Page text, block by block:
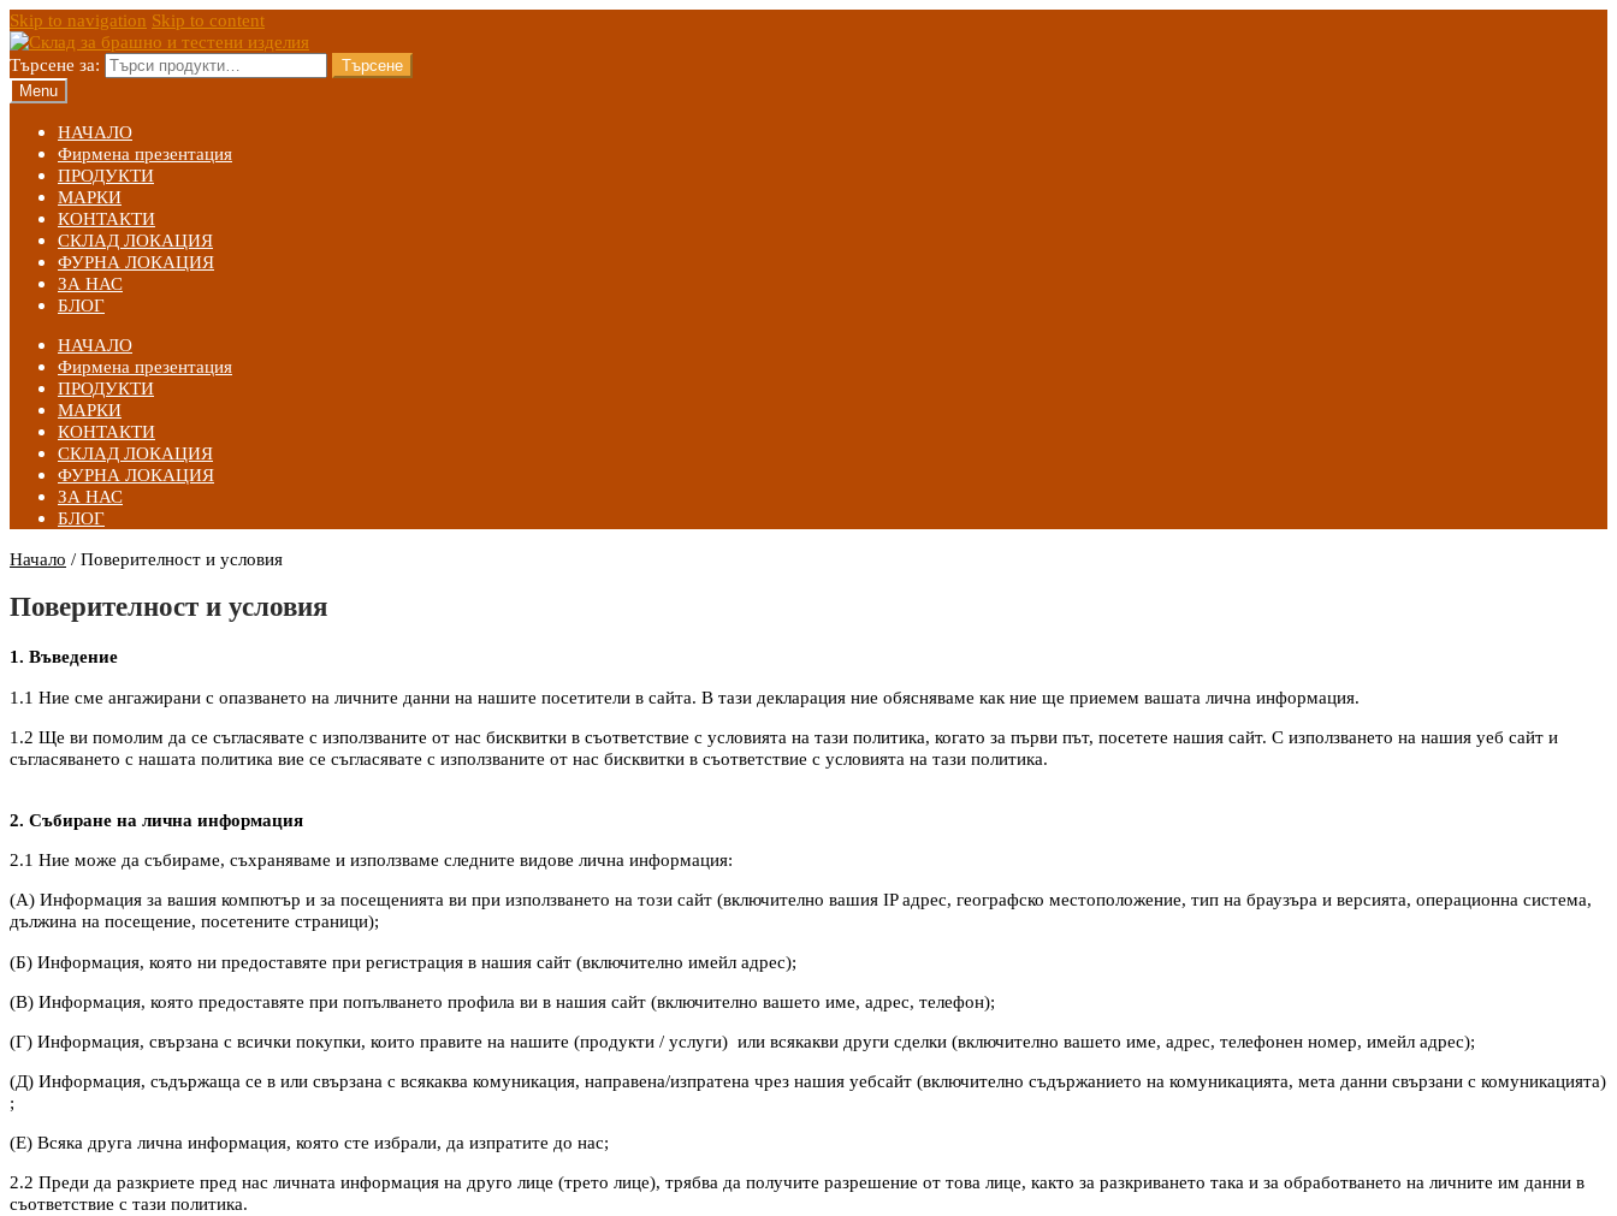
Skip to navigation Skip to content
Търсене за:
Търсене
Menu
НАЧАЛО
Фирмена презентация
ПРОДУКТИ
МАРКИ
КОНТАКТИ
СКЛАД ЛОКАЦИЯ
ФУРНА ЛОКАЦИЯ
ЗА НАС
БЛОГ
НАЧАЛО
Фирмена презентация
ПРОДУКТИ
МАРКИ
КОНТАКТИ
СКЛАД ЛОКАЦИЯ
ФУРНА ЛОКАЦИЯ
ЗА НАС
БЛОГ
Начало / Поверителност и условия
Поверителност и условия
1. Въведение
1.1 Ние сме ангажирани с опазването на личните данни на нашите посетители в сайта. В тази декларация ние обясняваме как ние ще приемем вашата лична информация.
1.2 Ще ви помолим да се съгласявате с използваните от нас бисквитки в съответствие с условията на тази политика, когато за първи път, посетете нашия сайт. С използването на нашия уеб сайт и
съгласяването с нашата политика вие се съгласявате с използваните от нас бисквитки в съответствие с условията на тази политика.
2. Събиране на лична информация
2.1 Ние може да събираме, съхраняваме и използваме следните видове лична информация:
(А) Информация за вашия компютър и за посещенията ви при използването на този сайт (включително вашия IP адрес, географско местоположение, тип на браузъра и версията, операционна система,
дължина на посещение, посетените страници);
(Б) Информация, която ни предоставяте при регистрация в нашия сайт (включително имейл адрес);
(В) Информация, която предоставяте при попълването профила ви в нашия сайт (включително вашето име, адрес, телефон);
(Г) Информация, свързана с всички покупки, които правите на нашите (продукти / услуги) или всякакви други сделки (включително вашето име, адрес, телефонен номер, имейл адрес);
(Д) Информация, съдържаща се в или свързана с всякаква комуникация, направена/изпратена чрез нашия уебсайт (включително съдържанието на комуникацията, мета данни свързани с комуникацията)
;
(Е) Всяка друга лична информация, която сте избрали, да изпратите до нас;
2.2 Преди да разкриете пред нас личната информация на друго лице (трето лице), трябва да получите разрешение от това лице, както за разкриването така и за обработването на личните им данни в
съответствие с тази политика.